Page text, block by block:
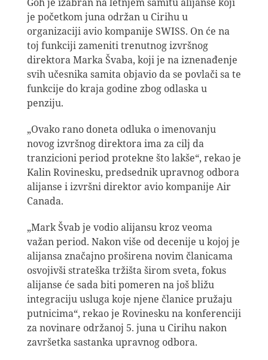
je početkom juna održan u Cirihu u
organizaciji avio kompanije SWISS. On će na
toj funkciji zameniti trenutnog izvršnog
direktora Marka Švaba, koji je na iznenađenje
svih učesnika samita objavio da se povlači sa te
funkcije do kraja godine zbog odlaska u
penziju.
„Ovako rano doneta odluka o imenovanju
novog izvršnog direktora ima za cilj da
tranzicioni period protekne što lakše“, rekao je
Kalin Rovinesku, predsednik upravnog odbora
alijanse i izvršni direktor avio kompanije Air
Canada.
„Mark Švab je vodio alijansu kroz veoma
važan period. Nakon više od decenije u kojoj je
alijansa značajno proširena novim članicama
osvojivši strateška tržišta širom sveta, fokus
alijanse će sada biti pomeren na još bližu
integraciju usluga koje njene članice pružaju
putnicima“, rekao je Rovinesku na konferenciji
za novinare održanoj 5. juna u Cirihu nakon
završetka sastanka upravnog odbora.